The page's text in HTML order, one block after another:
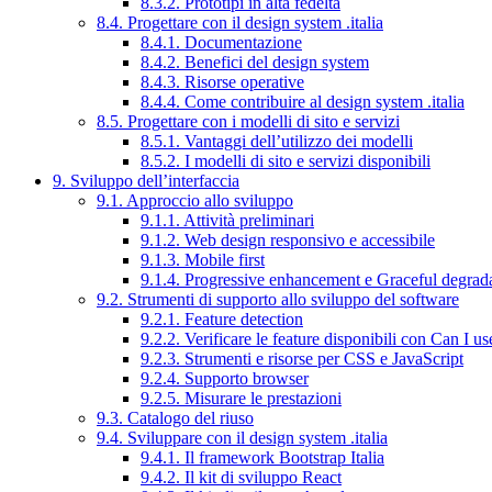
8.4. Progettare con il design system .italia
8.4.1. Documentazione
8.4.2. Benefici del design system
8.4.3. Risorse operative
8.4.4. Come contribuire al design system .italia
8.5. Progettare con i modelli di sito e servizi
8.5.1. Vantaggi dell’utilizzo dei modelli
8.5.2. I modelli di sito e servizi disponibili
9. Sviluppo dell’interfaccia
9.1. Approccio allo sviluppo
9.1.1. Attività preliminari
9.1.2. Web design responsivo e accessibile
9.1.3. Mobile first
9.1.4. Progressive enhancement e Graceful
9.2. Strumenti di supporto allo sviluppo del software
9.2.1. Feature detection
9.2.2. Verificare le feature disponibili con Can I
9.2.3. Strumenti e risorse per CSS e JavaScript
9.2.4. Supporto browser
9.2.5. Misurare le prestazioni
9.3. Catalogo del riuso
9.4. Sviluppare con il design system .italia
9.4.1. Il framework Bootstrap Italia
9.4.2. Il kit di sviluppo React